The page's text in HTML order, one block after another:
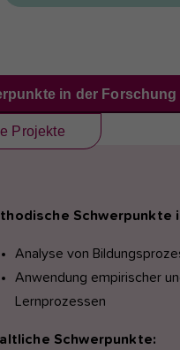
in der
Projekte
Schwerpunkte
Analyse von
Anwendung empirischer
Lernprozessen
Schwerpunkte: